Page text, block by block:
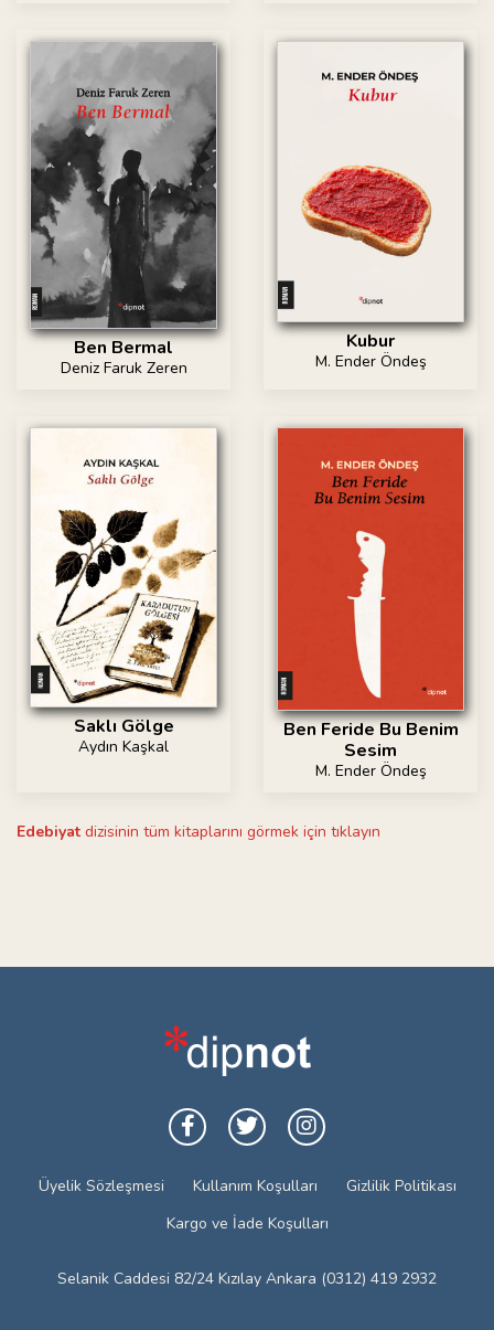
Ben Bermal
Deniz Faruk Zeren
Kubur
M. Ender Öndeş
Saklı Gölge
Aydın Kaşkal
Ben Feride Bu Benim
Sesim
M. Ender Öndeş
Edebiyat dizisinin tüm kitaplarını görmek için tıklayın
Üyelik Sözleşmesi Kullanım Koşulları
Gizlilik Politikası
Kargo ve İade Koşulları
Selanik Caddesi 82/24 Kızılay Ankara (0312) 419 2932